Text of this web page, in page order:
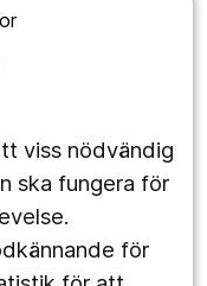
viss nödvändig
ska fungera för
för